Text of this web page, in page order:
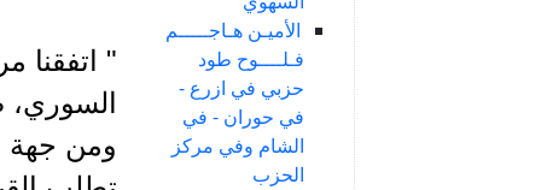
الأميـن هـاجـــــم
فـلــــوح طود
حزبي في ازرع -
في حوران - في
الشام وفي مركز
الحزب
" اتفقنا
السوري،
ومن جهة